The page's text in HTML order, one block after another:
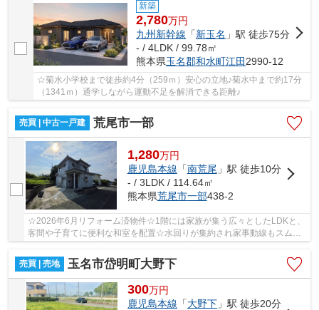
新築
2,780万円
九州新幹線 「新玉名 」駅 徒歩75分
- / 4LDK / 99.78㎡
熊本県玉名郡和水町江田2990-12
☆菊水小学校まで徒歩約4分（259ｍ）安心の立地♪菊水中まで約17分
（1341ｍ）通学しながら運動不足を解消できる距離♪
売買 | 中古一戸建 荒尾市一部
1,280万円
鹿児島本線 「南荒尾 」駅 徒歩10分
- / 3LDK / 114.64㎡
熊本県荒尾市一部438-2
☆2026年6月リフォーム済物件☆1階には家族が集う広々としたLDKと、
客間や子育てに便利な和室を配置☆水回りが集約され家事動線もスムー
売買 | 売地
玉名市岱明町大野下
300万円
鹿児島本線 「大野下 」駅 徒歩20分